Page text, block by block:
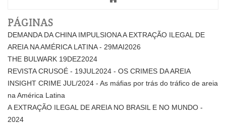
PÁGINAS
DEMANDA DA CHINA IMPULSIONA A EXTRAÇÃO ILEGAL DE
AREIA NA AMÉRICA LATINA - 29MAI2026
THE BULWARK 19DEZ2024
REVISTA CRUSOÉ - 19JUL2024 - OS CRIMES DA AREIA
INSIGHT CRIME JUL/2024 - As máfias por trás do tráfico de areia
na América Latina
A EXTRAÇÃO ILEGAL DE AREIA NO BRASIL E NO MUNDO -
2024